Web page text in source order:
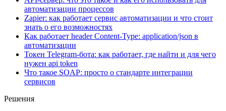
автоматизации процессов
Zapier: как работает сервис автоматизации и что стоит
знать о его возможностях
Как работает header Content-Type: application/json в
автоматизации
Токен Telegram-бота: как работает, где найти и для чего
нужен api token
Что такое SOAP: просто о стандарте интеграции
сервисов
Решения